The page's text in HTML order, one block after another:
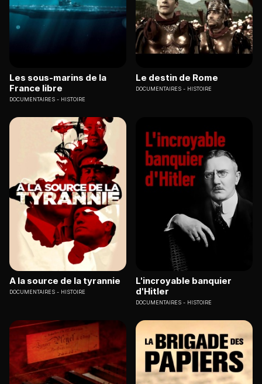
Les sous-marins de la
France libre
DOCUMENTAIRES HISTOIRE
Le destin de Rome
DOCUMENTAIRES HISTOIRE
A la source de la tyrannie
DOCUMENTAIRES HISTOIRE
L'incroyable banquier
d'Hitler
DOCUMENTAIRES HISTOIRE